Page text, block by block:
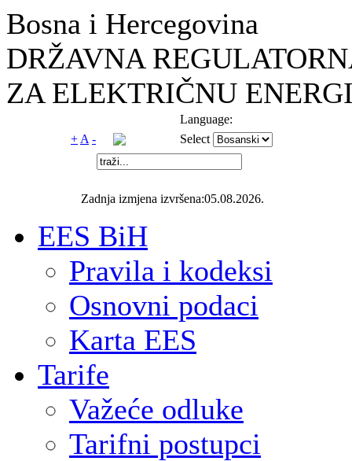
Bosna i Hercegovina
DRŽAVNA
ZA ELEKTRIČNU
Language:
+ A - Select
Zadnja izmjena izvršena:05.08.2026.
EES BiH
Pravila i kodeksi
Osnovni podaci
Karta EES
Tarife
Važeće odluke
Tarifni postupci